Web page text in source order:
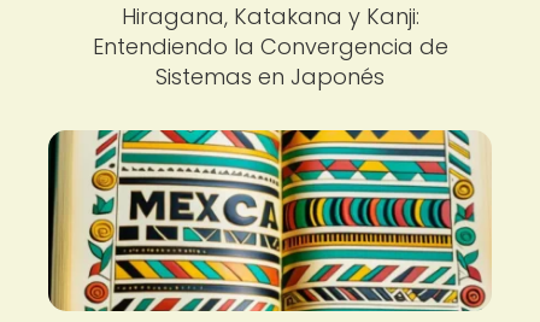
Hiragana, Katakana y Kanji:
Entendiendo la Convergencia de
Sistemas en Japonés